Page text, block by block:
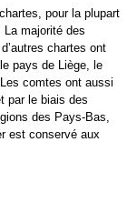
pour la plupart
majorité des
chartes ont
pays de Liège, le
comtes ont aussi
par le biais des
des Pays-Bas,
est conservé aux